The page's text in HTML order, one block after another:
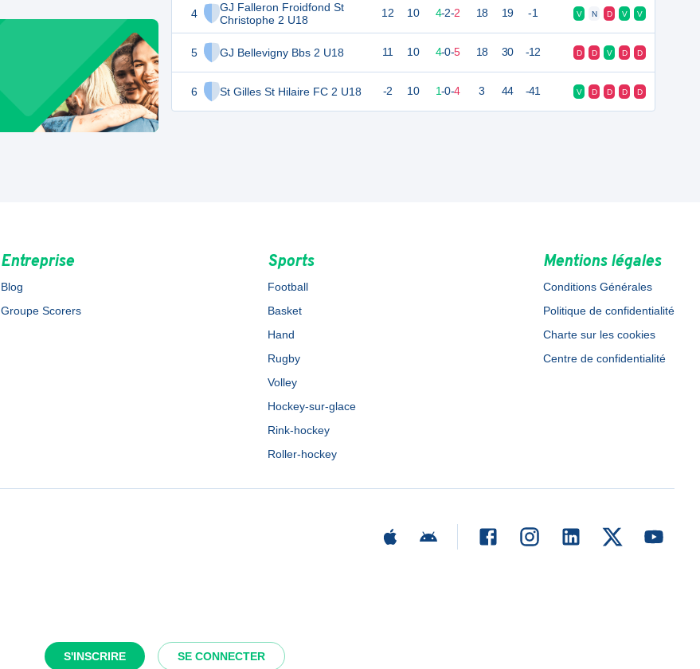
S'INSCRIRE SE CONNECTER
4
GJ Falleron Froidfond St
Christophe 2 U18
5 GJ Bellevigny Bbs 2 U18
6 St Gilles St Hilaire FC 2 U18
12 10 4-2-2 18 19 -1 V N D V V
11 10 4-0-5 18 30 -12 D D V D D
-2 10 1-0-4 3 44 -41 V D D D D
Entreprise
Blog
Groupe Scorers
Sports
Football
Basket
Hand
Rugby
Volley
Hockey-sur-glace
Rink-hockey
Roller-hockey
Mentions légales
Conditions Générales
Politique de confidentialité
Charte sur les cookies
Centre de confidentialité